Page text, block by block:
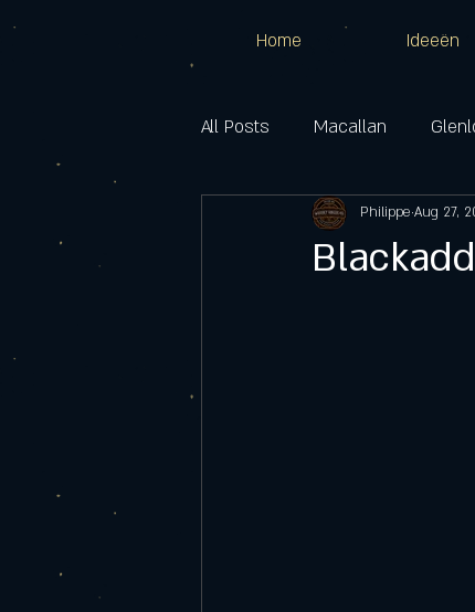
Home Ideeën
All Posts
Macallan
Cragganmore Philippe Aug 27,